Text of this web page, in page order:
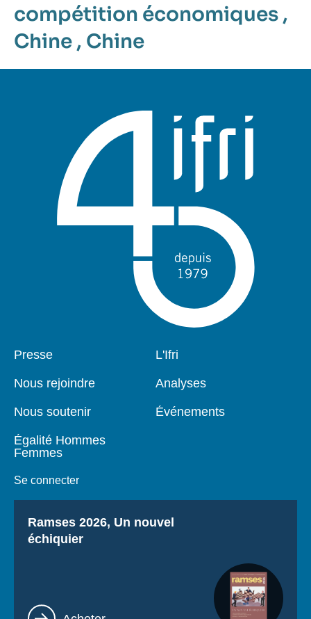
compétition économiques ,
Chine , Chine
Pied
Presse
Nous rejoindre
Nous soutenir
Égalité Hommes
Femmes
Se connecter
Navigation
L'Ifri
Analyses
Événements
Titre
Ramses 2026, Un nouvel
échiquier